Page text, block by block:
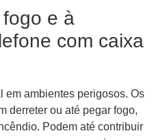
e à
com caixa
em ambientes perigosos. Os
derreter ou até pegar fogo,
Podem até contribuir